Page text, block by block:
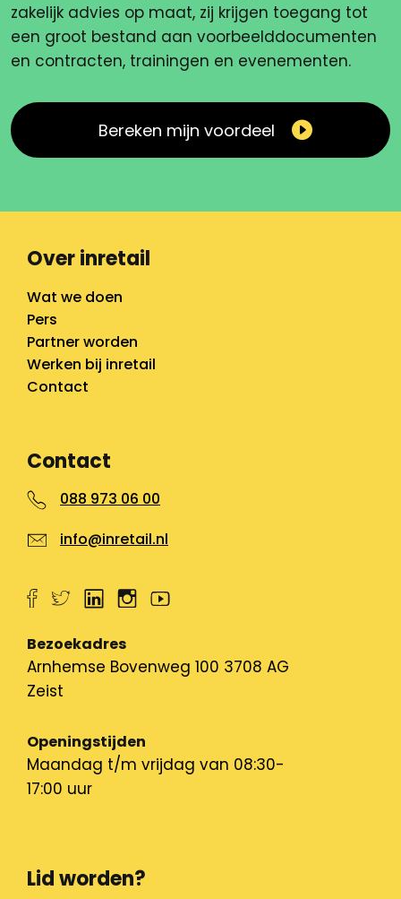
zakelijk advies op maat, zij krijgen toegang tot
een groot bestand aan voorbeelddocumenten
en contracten, trainingen en evenementen.
Bereken mijn voordeel
Over inretail
Wat we doen
Pers
Partner worden
Werken bij inretail
Contact
Contact
088 973 06 00
info@inretail.nl
Bezoekadres
Arnhemse Bovenweg 100 3708 AG
Zeist
Openingstijden
Maandag t/m vrijdag van 08:30-
17:00 uur
Lid worden?